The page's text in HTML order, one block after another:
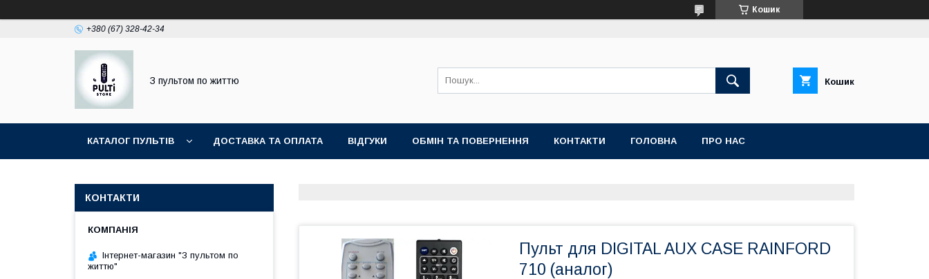
Кошик
+380 (67) 328-42-34
З пультом по життю Кошик
КАТАЛОГ ПУЛЬТІВ ДОСТАВКА ТА ОПЛАТА ВІДГУКИ ОБМІН ТА ПОВЕРНЕННЯ КОНТАКТИ ГОЛОВНА ПРО НАС
Пульт для DIGITAL AUX CASE RAINFORD
710 (аналог)
КОНТАКТИ
Інтернет-магазин "З пультом по
життю"